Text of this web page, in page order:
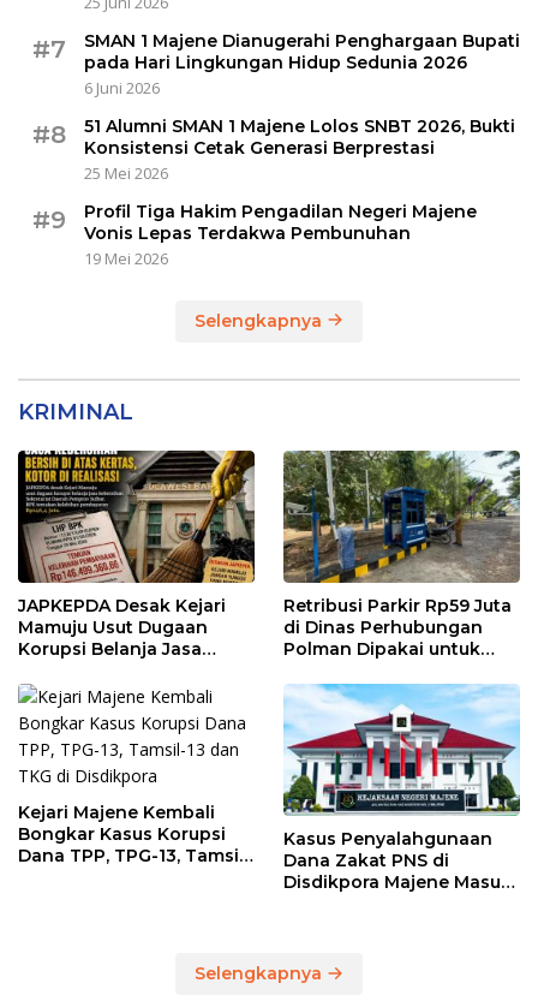
#7
SMAN 1 Majene Dianugerahi Penghargaan Bupati
pada Hari Lingkungan Hidup Sedunia 2026
6 Juni 2026
#8
51 Alumni SMAN 1 Majene Lolos SNBT 2026, Bukti
Konsistensi Cetak Generasi Berprestasi
25 Mei 2026
#9
Profil Tiga Hakim Pengadilan Negeri Majene
Vonis Lepas Terdakwa Pembunuhan
19 Mei 2026
Selengkapnya
KRIMINAL
JAPKEPDA Desak Kejari
Mamuju Usut Dugaan
Korupsi Belanja Jasa
Sulbar, BPK Temukan
Kelebihan Pembayaran
Rp146,4 Juta
Retribusi Parkir Rp59 Juta
di Dinas Perhubungan
Polman Dipakai untuk
Kejari Majene Kembali
Bongkar Kasus Korupsi
Dana TPP, TPG-13, Tamsil-
Kasus Penyalahgunaan
Dana Zakat PNS di
Disdikpora Majene Masuk
Selengkapnya